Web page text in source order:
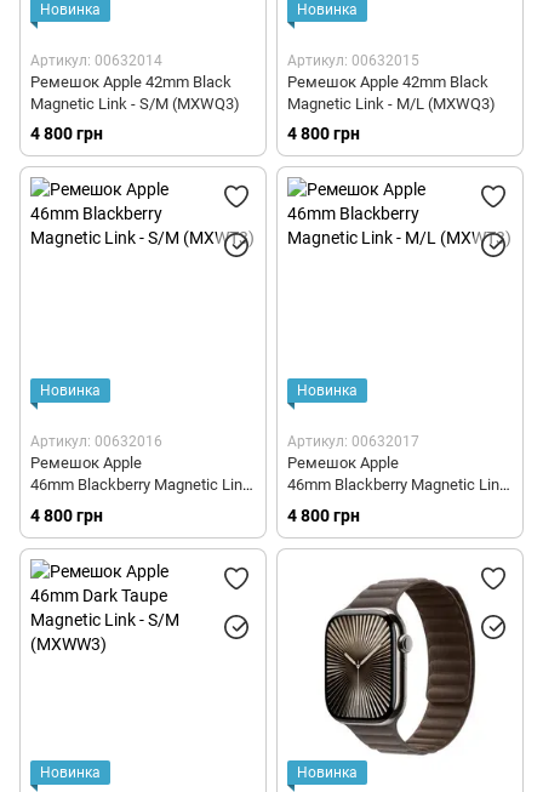
Новинка
Артикул: 00632014
Ремешок Apple 42mm Black
Magnetic Link - S/M (MXWQ3)
4 800 грн
Новинка
Артикул: 00632015
Ремешок Apple 42mm Black
Magnetic Link - M/L (MXWQ3)
4 800 грн
Новинка
Артикул: 00632016
Ремешок Apple
46mm Blackberry Magnetic Link
- S/M (MXWT3)
4 800 грн
Новинка
Артикул: 00632017
Ремешок Apple
46mm Blackberry Magnetic Link
- M/L (MXWT3)
4 800 грн
Новинка Новинка